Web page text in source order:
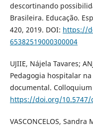
descortinando
Brasileira. Educação.
420, 2019. DOI: https://
65382519000300004
UJIIE, Nájela Tavares;
Pedagogia hospitalar
documental.
https://doi.org/10.5747/
VASCONCELOS,